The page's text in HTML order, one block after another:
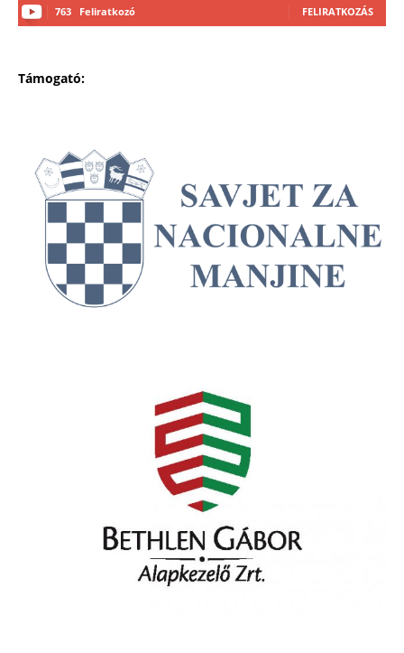
763 Feliratkozó FELIRATKOZÁS
Támogató: